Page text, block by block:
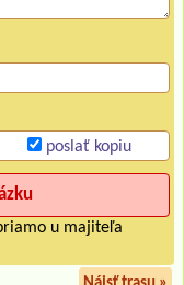
poslať kopiu
u majiteľa